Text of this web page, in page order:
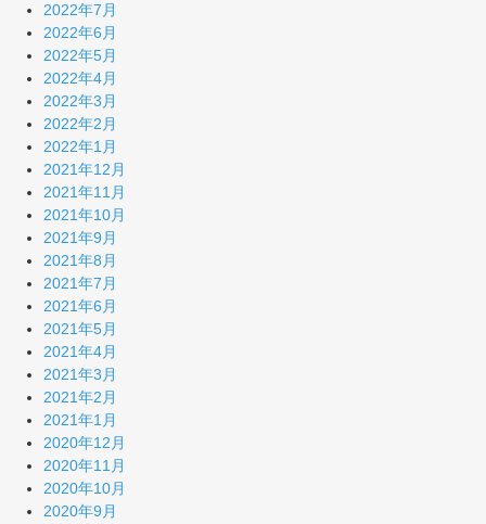
2022年7月
2022年6月
2022年5月
2022年4月
2022年3月
2022年2月
2022年1月
2021年12月
2021年11月
2021年10月
2021年9月
2021年8月
2021年7月
2021年6月
2021年5月
2021年4月
2021年3月
2021年2月
2021年1月
2020年12月
2020年11月
2020年10月
2020年9月